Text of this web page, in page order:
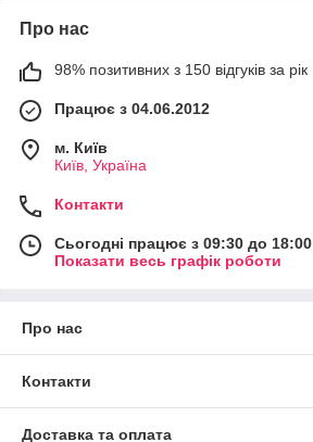
Про нас
98% позитивних з 150 відгуків за рік
Працює з 04.06.2012
м. Київ
Київ, Україна
Контакти
Сьогодні працює з 09:30 до 18:00
Показати весь графік роботи
Про нас
Контакти
Доставка та оплата